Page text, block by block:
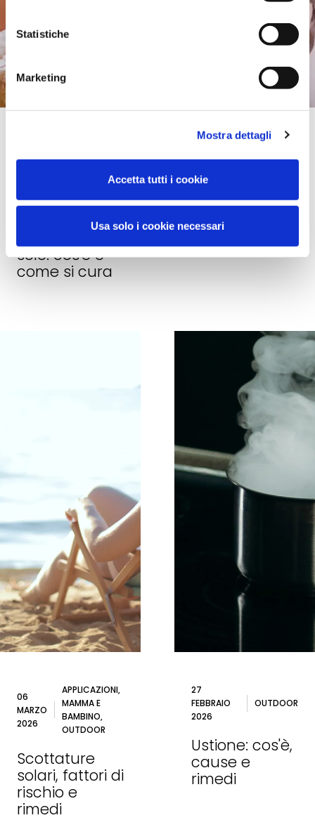
Statistiche
Marketing
Mostra dettagli
Accetta tutti i cookie
Usa solo i cookie necessari
2026
polimorfa
sole: cos'è e
come si cura
MARZO
APPLICAZIONI
Cosa provoca
un eritema e
come fare a
curarlo
06
MARZO
2026
APPLICAZIONI,
MAMMA E
BAMBINO,
OUTDOOR
Scottature
solari, fattori di
rischio e
rimedi
27
FEBBRAIO
2026
OUTDOOR
Ustione: cos'è,
cause e
rimedi